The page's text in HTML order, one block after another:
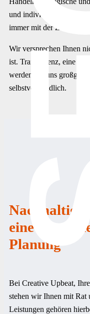
und individuelle SEO-
immer mit der Zeit.
Wir versprechen Ihnen
ist. Transparenz, eine
werden bei uns
selbstverständlich.
eine Frage
Planung
Bei Creative Upbeat,
stehen wir Ihnen mit Rat
Leistungen gehören